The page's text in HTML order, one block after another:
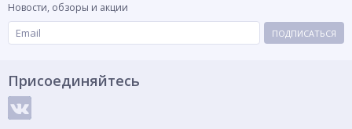
Новости, обзоры и акции
ПОДПИСАТЬСЯ
Присоединяйтесь